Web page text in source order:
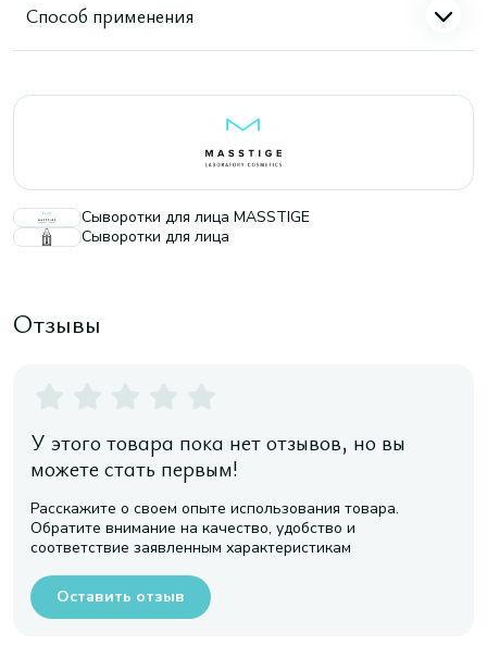
Способ применения
Сыворотки для лица MASSTIGE
Сыворотки для лица
Отзывы
У этого товара пока нет отзывов, но вы
можете стать первым!
Расскажите о своем опыте использования товара.
Обратите внимание на качество, удобство и
соответствие заявленным характеристикам
Оставить отзыв